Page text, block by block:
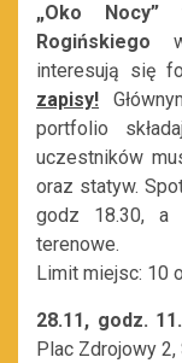
„Oko Nocy”
Rogińskiego
interesują się
zapisy!
portfolio
uczestników
oraz statyw.
godz 18.30, a
terenowe.
Limit miejsc: 10
28.11, godz.
Plac Zdrojowy